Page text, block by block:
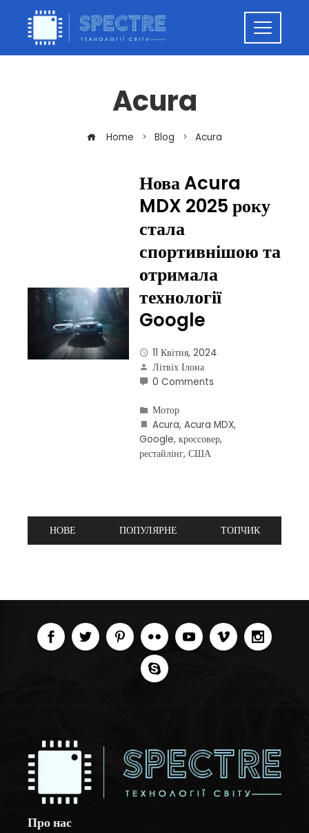
Acura
Home Blog Acura
Нова Acura
MDX 2025 року
стала
спортивнішою та
отримала
технології
Google
11 Квітня, 2024
Літвіх Ілона
0 Comments
Мотор
Acura, Acura MDX,
Google, кроссовер,
рестайлінг, США
НОВЕ ПОПУЛЯРНЕ ТОПЧИК
Про нас